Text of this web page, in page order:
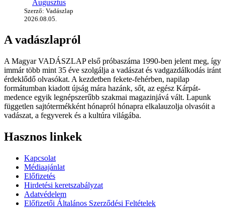
Augusztus
Szerző: Vadászlap
2026.08.05.
A vadászlapról
A Magyar VADÁSZLAP első próbaszáma 1990-ben jelent meg, így
immár több mint 35 éve szolgálja a vadászat és vadgazdálkodás iránt
érdeklődő olvasókat. A kezdetben fekete-fehérben, napilap
formátumban kiadott újság mára hazánk, sőt, az egész Kárpát-
medence egyik legnépszerűbb szakmai magazinjává vált. Lapunk
független sajtótermékként hónapról hónapra elkalauzolja olvasóit a
vadászat, a fegyverek és a kultúra világába.
Hasznos linkek
Kapcsolat
Médiaajánlat
Előfizetés
Hirdetési keretszabályzat
Adatvédelem
Előfizetői Általános Szerződési Feltételek